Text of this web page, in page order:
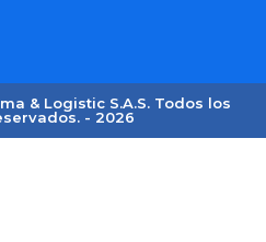
& Logistic S.A.S. Todos los
- 2026